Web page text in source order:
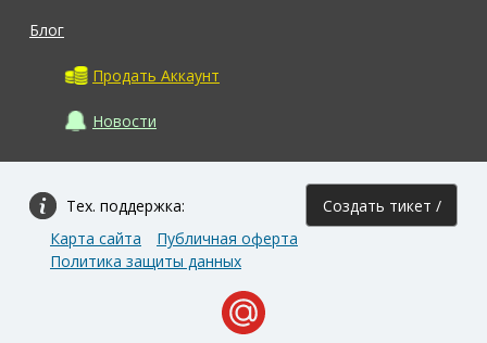
Блог
Продать Аккаунт
Новости
Тех. поддержка: Создать тикет /
Карта сайта
Публичная оферта
Политика защиты данных